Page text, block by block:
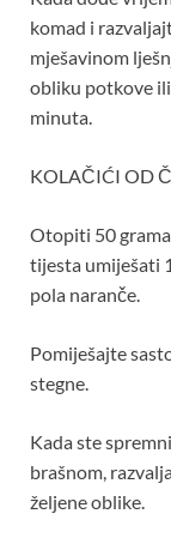
komad i
mješavinom
obliku potkove
minuta.
KOLAČIĆI OD
Otopiti 50
tijesta umiješati
pola naranče.
Pomiješajte
stegne.
Kada ste
brašnom,
željene oblike.